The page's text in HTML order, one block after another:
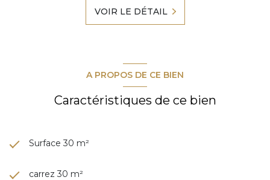
VOIR LE DÉTAIL
A PROPOS DE CE BIEN
Caractéristiques de ce bien
Surface 30 m²
carrez 30 m²